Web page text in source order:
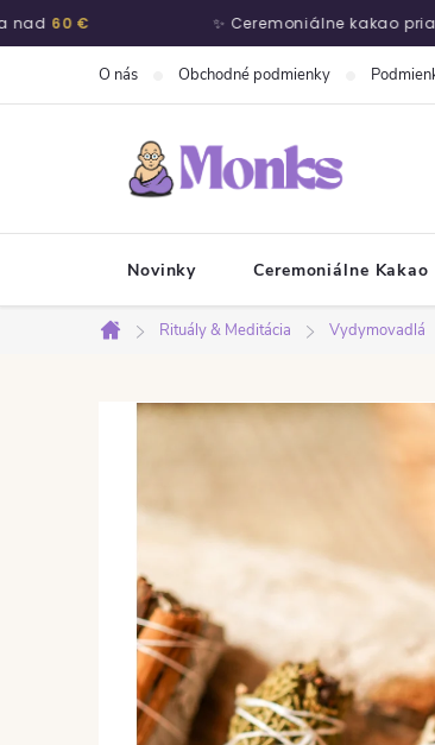
60 € ✨ Ceremoniálne kakao priamo
Prejsť na obsah
O nás Obchodné podmienky
Novinky Ceremoniálne Kakao
Domov
Rituály & Meditácia Vydymovadlá